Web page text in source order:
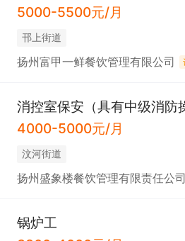
5000-5500元/月
邗上街道
扬州富甲一鲜餐饮管理有限公司
消控室保安（具有中级消防
4000-5000元/月
汶河街道
扬州盛象楼餐饮管理有限责任公司
锅炉工